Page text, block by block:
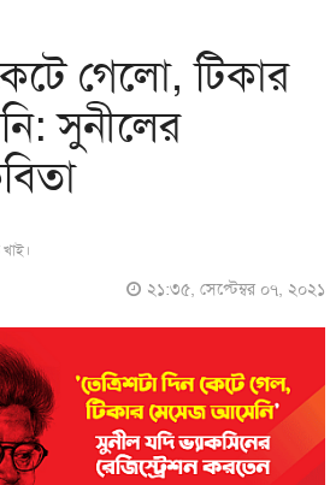
গেলো, টিকার
সুনীলের
২১:৩৫, সেপ্টেম্বর ০৭, ২০২১